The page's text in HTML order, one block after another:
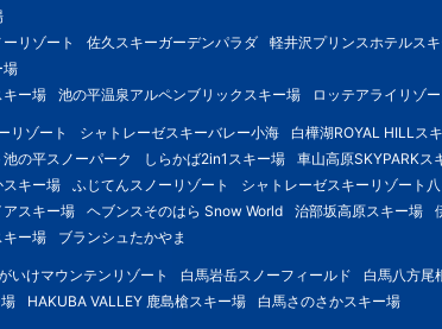
リゾート 佐久スキーガーデンパラダ 軽井沢プリンスホテルス
場
キー場 池の平温泉アルペンブリックスキー場 ロッテアライリゾー
リゾート シャトレーゼスキーバレー小海 白樺湖ROYAL HILLス
の平スノーパーク
しらかば2in1スキー場 車山高原SKYPARKス
スキー場
ふじてんスノーリゾート シャトレーゼスキーリゾート
スキー場
ヘブンスそのはら Snow World 治部坂高原スキー場
キー場
ブランシュたかやま
いけマウンテンリゾート 白馬岩岳スノーフィールド
白馬八方尾
HAKUBA VALLEY 鹿島槍スキー場 白馬さのさかスキー場